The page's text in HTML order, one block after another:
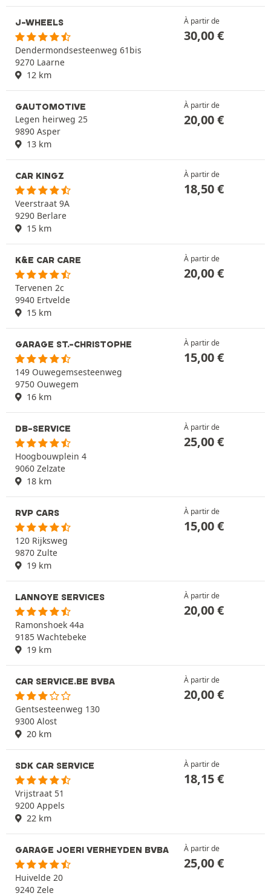
J-WHEELS
Dendermondsesteenweg 61bis
9270 Laarne
12 km
À partir de
30,00€
GAUTOMOTIVE
Legen heirweg 25
9890 Asper
13 km
À partir de
20,00€
CAR KINGZ
Veerstraat 9A
9290 Berlare
15 km
À partir de
18,50€
K&E CAR CARE
Tervenen 2c
9940 Ertvelde
15 km
À partir de
20,00€
GARAGE ST.-CHRISTOPHE
149 Ouwegemsesteenweg
9750 Ouwegem
16 km
À partir de
15,00€
DB-SERVICE
Hoogbouwplein 4
9060 Zelzate
18 km
À partir de
25,00€
RVP CARS
120 Rijksweg
9870 Zulte
19 km
À partir de
15,00€
LANNOYE SERVICES
Ramonshoek 44a
9185 Wachtebeke
19 km
À partir de
20,00€
CAR SERVICE.BE BVBA
Gentsesteenweg 130
9300 Alost
20 km
À partir de
20,00€
SDK CAR SERVICE
Vrijstraat 51
9200 Appels
22 km
À partir de
18,15€
GARAGE JOERI VERHEYDEN BVBA
Huivelde 20
9240 Zele
À partir de
25,00€